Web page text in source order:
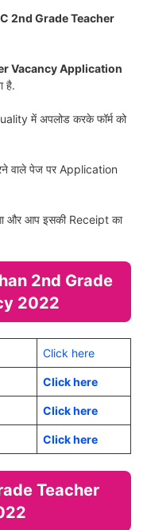
2nd Grade Teacher
Vacancy Application
है.
में अपलोड करके फॉर्म को
वाले पेज पर Application
और आप इसकी Receipt का
2nd Grade
2022
Click here
Click here
Click here
Click here
Teacher